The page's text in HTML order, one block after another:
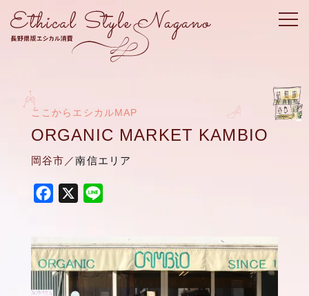
ここからエシカルMAP
ORGANIC MARKET KAMBIO
岡谷市／南信エリア
e
b
o
X
e